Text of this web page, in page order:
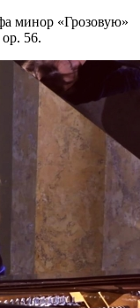
минор «Грозовую»
56.